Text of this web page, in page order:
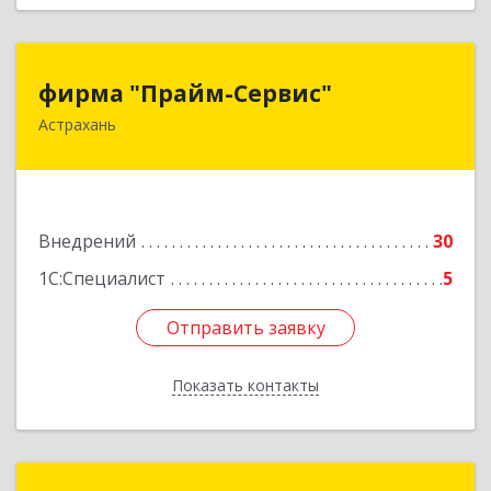
фирма "Прайм-Сервис"
Астрахань
Внедрений
30
1С:Специалист
5
Отправить заявку
Показать контакты
фирма "Прайм-Сервис"
Отправить заявку
Назад